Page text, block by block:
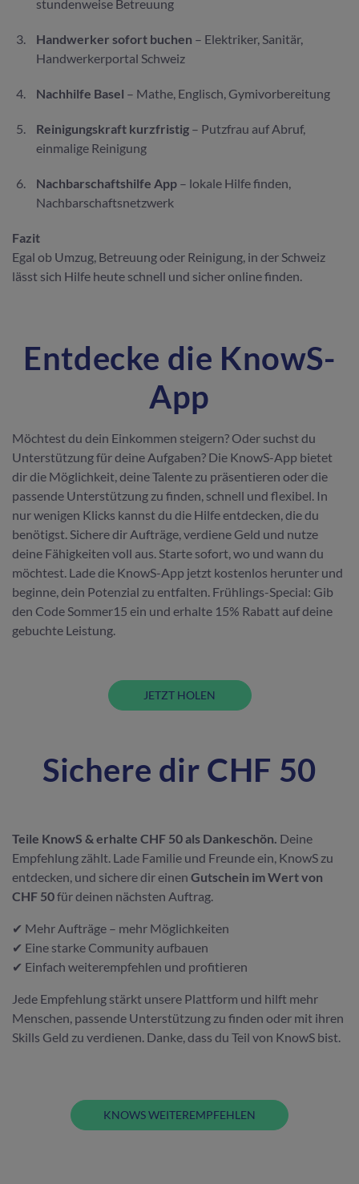
stundenweise Betreuung
Handwerker sofort buchen – Elektriker, Sanitär,
Handwerkerportal Schweiz
Nachhilfe Basel – Mathe, Englisch, Gymivorbereitung
Reinigungskraft kurzfristig – Putzfrau auf Abruf,
einmalige Reinigung
Nachbarschaftshilfe App – lokale Hilfe finden,
Nachbarschaftsnetzwerk
Fazit
Egal ob Umzug, Betreuung oder Reinigung, in der Schweiz
lässt sich Hilfe heute schnell und sicher online finden.
Entdecke die KnowS-
App
Möchtest du dein Einkommen steigern? Oder suchst du
Unterstützung für deine Aufgaben? Die KnowS-App bietet
dir die Möglichkeit, deine Talente zu präsentieren oder die
passende Unterstützung zu finden, schnell und flexibel. In
nur wenigen Klicks kannst du die Hilfe entdecken, die du
benötigst. Sichere dir Aufträge, verdiene Geld und nutze
deine Fähigkeiten voll aus. Starte sofort, wo und wann du
möchtest. Lade die KnowS-App jetzt kostenlos herunter und
beginne, dein Potenzial zu entfalten. Frühlings-Special: Gib
den Code Sommer15 ein und erhalte 15% Rabatt auf deine
gebuchte Leistung.
JETZT HOLEN
Sichere dir CHF 50
Teile KnowS & erhalte CHF 50 als Dankeschön. Deine
Empfehlung zählt. Lade Familie und Freunde ein, KnowS zu
entdecken, und sichere dir einen Gutschein im Wert von
CHF 50für deinen nächsten Auftrag.
✔ Mehr Aufträge – mehr Möglichkeiten
✔ Eine starke Community aufbauen
✔ Einfach weiterempfehlen und profitieren
Jede Empfehlung stärkt unsere Plattform und hilft mehr
Menschen, passende Unterstützung zu finden oder mit ihren
Skills Geld zu verdienen. Danke, dass du Teil von KnowS bist.
KNOWS WEITEREMPFEHLEN